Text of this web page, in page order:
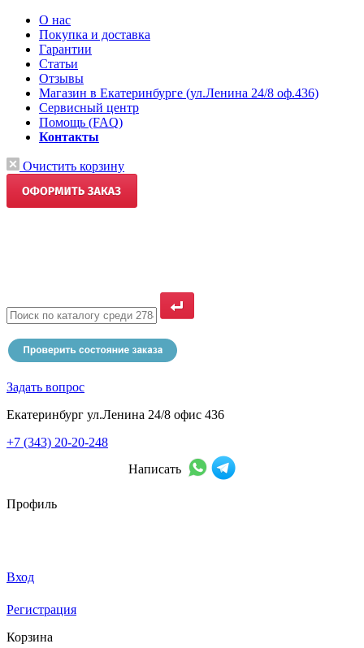
О нас
Покупка и доставка
Гарантии
Статьи
Отзывы
Магазин в Екатеринбурге (ул.Ленина 24/8 оф.436)
Сервисный центр
Помощь (FAQ)
Контакты
Очистить корзину
Задать вопрос
Екатеринбург ул.Ленина 24/8 офис 436
+7 (343) 20-20-248
Написать
Профиль
Вход
Регистрация
Корзина